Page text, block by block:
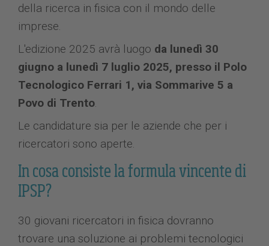
della ricerca in fisica con il mondo delle
imprese.
L'edizione 2025 avrà luogo da lunedì 30
giugno a lunedì 7 luglio 2025, presso il Polo
Tecnologico Ferrari 1, via Sommarive 5 a
Povo di Trento.
Le candidature sia per le aziende che per i
ricercatori sono aperte.
In cosa consiste la formula vincente di
IPSP?
30 giovani ricercatori in fisica dovranno
trovare una soluzione ai problemi tecnologici